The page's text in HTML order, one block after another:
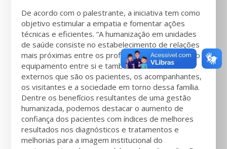
De acordo com o palestrante, a iniciativa tem como
objetivo estimular a empatia e fomentar ações
técnicas e eficientes. “A humanização em unidades
de saúde consiste no estabelecimento de relações
mais próximas entre os profissionais que atuam no
equipamento entre si e também com os clientes
externos que são os pacientes, os acompanhantes,
os visitantes e a sociedade em torno dessa família.
Dentre os benefícios resultantes de uma gestão
humanizada, podemos destacar o aumento de
confiança dos pacientes com índices de melhores
resultados nos diagnósticos e tratamentos e
melhorias para a imagem institucional do